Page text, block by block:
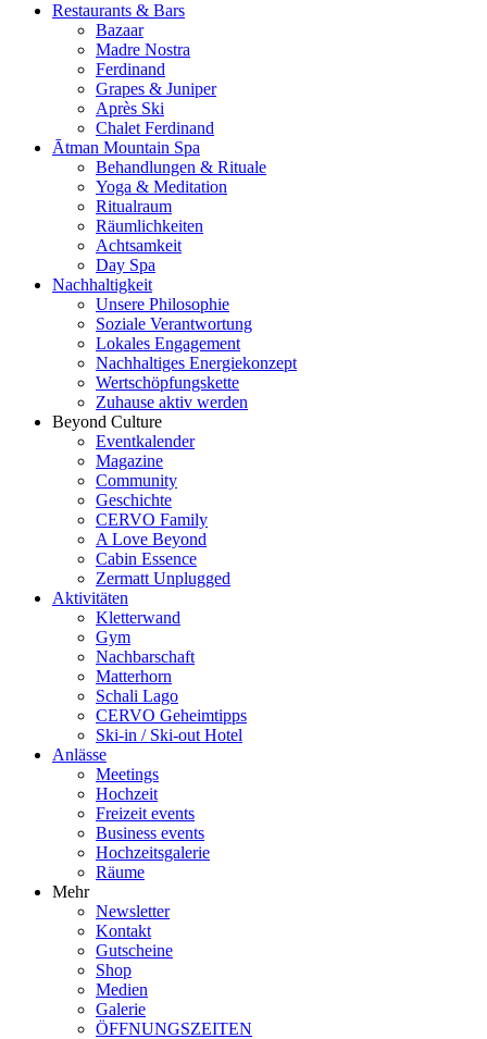
Restaurants & Bars
Bazaar
Madre Nostra
Ferdinand
Grapes & Juniper
Après Ski
Chalet Ferdinand
Ātman Mountain Spa
Behandlungen & Rituale
Yoga & Meditation
Ritualraum
Räumlichkeiten
Achtsamkeit
Day Spa
Nachhaltigkeit
Unsere Philosophie
Soziale Verantwortung
Lokales Engagement
Nachhaltiges Energiekonzept
Wertschöpfungskette
Zuhause aktiv werden
Beyond Culture
Eventkalender
Magazine
Community
Geschichte
CERVO Family
A Love Beyond
Cabin Essence
Zermatt Unplugged
Aktivitäten
Kletterwand
Gym
Nachbarschaft
Matterhorn
Schali Lago
CERVO Geheimtipps
Ski-in / Ski-out Hotel
Anlässe
Meetings
Hochzeit
Freizeit events
Business events
Hochzeitsgalerie
Räume
Mehr
Newsletter
Kontakt
Gutscheine
Shop
Medien
Galerie
ÖFFNUNGSZEITEN